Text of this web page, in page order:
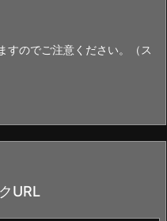
すのでご注意ください。（ス
URL